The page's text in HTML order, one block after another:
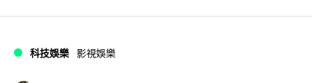
科技娛樂 影視娛樂